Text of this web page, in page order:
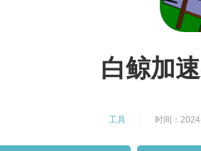
白鲸加
工具 时间：